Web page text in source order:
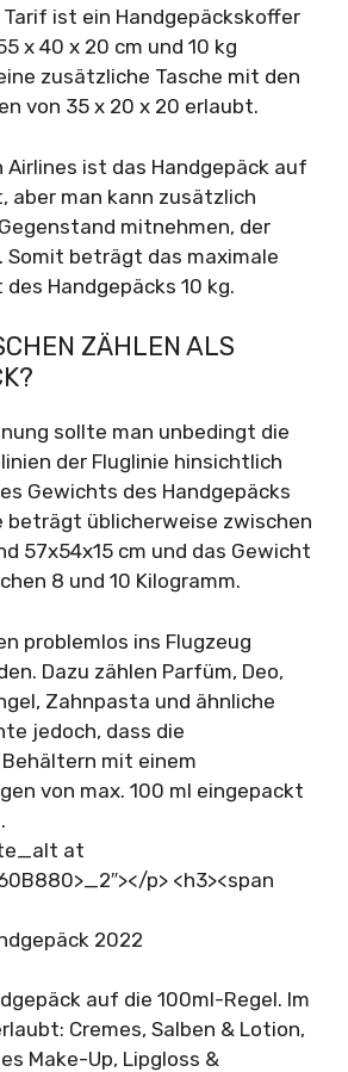
ist ein Handgepäckskoffer
x 40 x 20 cm und 10 kg
zusätzliche Tasche mit den
von 35 x 20 x 20 erlaubt.
Airlines ist das Handgepäck auf
aber man kann zusätzlich
mitnehmen, der
Somit beträgt das maximale
Handgepäcks 10 kg.
ZÄHLEN ALS
sollte man unbedingt die
der Fluglinie hinsichtlich
Gewichts des Handgepäcks
beträgt üblicherweise zwischen
57x54x15 cm und das Gewicht
8 und 10 Kilogramm.
problemlos ins Flugzeug
Dazu zählen Parfüm, Deo,
Zahnpasta und ähnliche
jedoch, dass die
mit einem
von max. 100 ml eingepackt
2022
auf die 100ml-Regel. Im
Cremes, Salben & Lotion,
Make-Up, Lipgloss &